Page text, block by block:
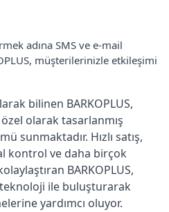
adına SMS ve e-mail
müşterilerinizle etkileşimi
bilinen BARKOPLUS,
olarak tasarlanmış
sunmaktadır. Hızlı satış,
kontrol ve daha birçok
BARKOPLUS,
ile buluşturarak
yardımcı oluyor.